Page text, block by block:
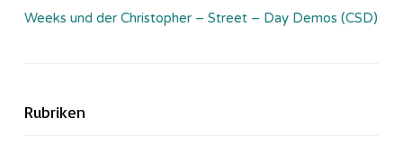
Weeks und der Christopher – Street – Day Demos (CSD)
Rubriken